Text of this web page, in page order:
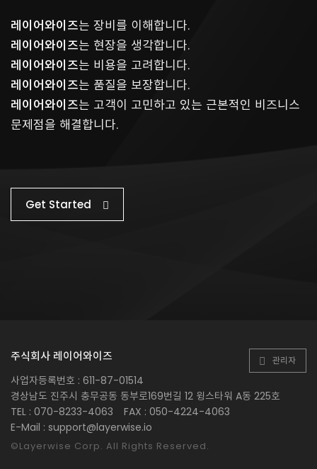
레이어와이즈는 장비를 이해합니다.
레이어와이즈는 현장을 생각합니다.
레이어와이즈는 비용을 고려합니다.
​레이어와이즈는 품질을 보장합니다.
레이어와이즈는 고객이 고민하고 있는 근본적인 비즈니스
문제점을 해결합니다.
Get Started
주식회사 레이어와이즈
사업자등록번호 : 611-87-01514
경상남도 진주시 충무공동 동부로169번길 12 윙스타워 A동 225호
TEL : 070-8233-4063
FAX : 050-4224-4063
E-Mail : support@layerwise.io
©Layerwise Corp. All Rights Reserved.
관리자